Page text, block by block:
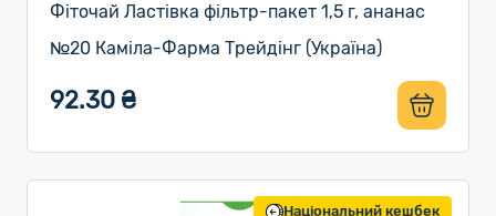
Фіточай Ластівка фільтр-пакет 1,5 г, ананас
№20 Каміла-Фарма Трейдінг (Україна)
92.30 ₴
Національний кешбек